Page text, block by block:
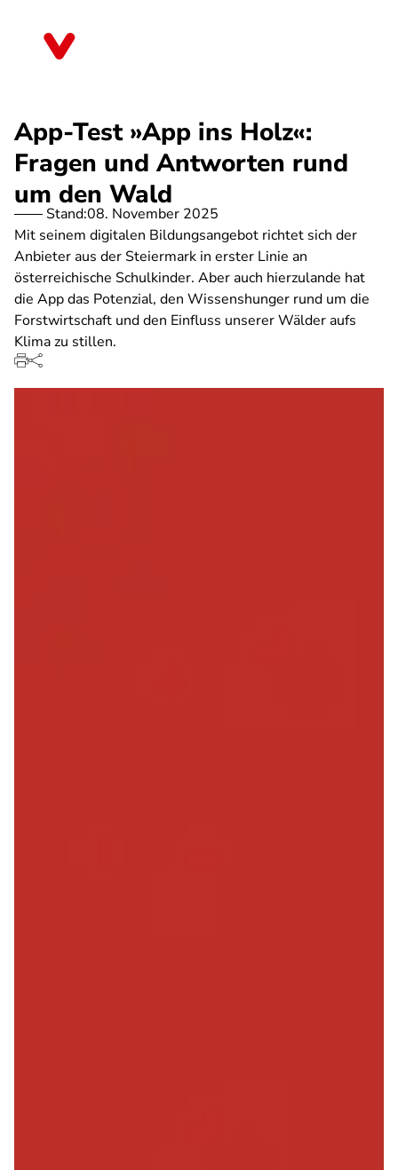
App-Test »App ins Holz«:
Fragen und Antworten rund
um den Wald
Stand:08. November 2025
Mit seinem digitalen Bildungsangebot richtet sich der
Anbieter aus der Steiermark in erster Linie an
österreichische Schulkinder. Aber auch hierzulande hat
die App das Potenzial, den Wissenshunger rund um die
Forstwirtschaft und den Einfluss unserer Wälder aufs
Klima zu stillen.